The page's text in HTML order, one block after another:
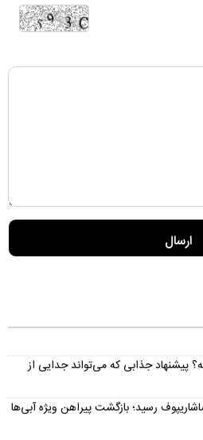
پیشنهاد جذابی که می‌تواند جدایی از
به ماشاریپوف رسید؛ بازگشت پیراهن ویژه آبی‌ها